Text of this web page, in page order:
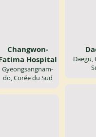
Changwon-
Hospital
Gyeongsangnam-
do, Corée du Sud
Daegu,